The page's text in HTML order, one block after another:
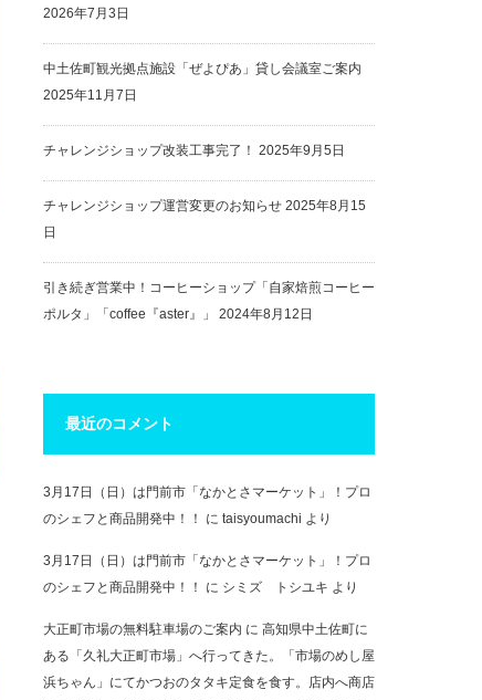
2026年7月3日
中土佐町観光拠点施設「ぜよぴあ」貸し会議室ご案内
2025年11月7日
チャレンジショップ改装工事完了！ 2025年9月5日
チャレンジショップ運営変更のお知らせ 2025年8月15
日
引き続ぎ営業中！コーヒーショップ「自家焙煎コーヒー
ポルタ」「coffee『aster』」
2024年8月12日
最近のコメント
3月17日（日）は門前市「なかとさマーケット」！プロ
のシェフと商品開発中！！
に taisyoumachi より
3月17日（日）は門前市「なかとさマーケット」！プロ
のシェフと商品開発中！！
に シミズ トシユキ より
大正町市場の無料駐車場のご案内 に 高知県中土佐町に
ある「久礼大正町市場」へ行ってきた。「市場のめし屋
浜ちゃん」にてかつおのタタキ定食を食す。店内へ商店